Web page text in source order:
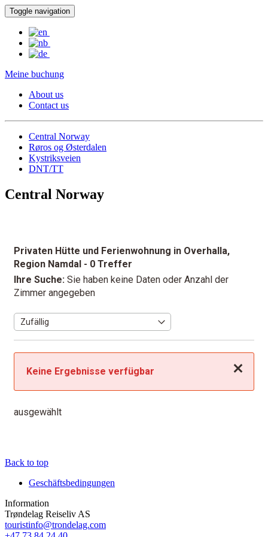
Toggle navigation
Meine buchung
About us
Contact us
Central Norway
Røros og Østerdalen
Kystriksveien
DNT/TT
Central Norway
Privaten Hütte und Ferienwohnung in Overhalla,
Region Namdal - 0 Treffer
Ihre Suche: Sie haben keine Daten oder Anzahl der
Zimmer angegeben
Schließen
Keine Ergebnisse verfügbar
ausgewählt
Back to top
Geschäftsbedingungen
Information
Trøndelag Reiseliv AS
touristinfo@trondelag.com